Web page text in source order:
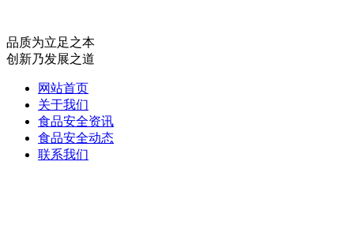
品质为立足之本
创新乃发展之道
网站首页
关于我们
食品安全资讯
食品安全动态
联系我们